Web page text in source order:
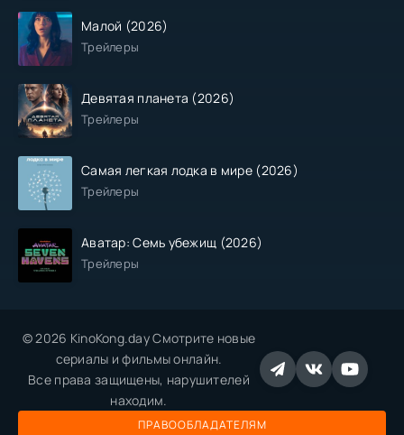
Малой (2026)
Трейлеры
Девятая планета (2026)
Трейлеры
Самая легкая лодка в мире (2026)
Трейлеры
Аватар: Семь убежищ (2026)
Трейлеры
© 2026 KinoKong.day Смотрите новые
сериалы и фильмы онлайн.
Все права защищены, нарушителей
находим.
ПРАВООБЛАДАТЕЛЯМ